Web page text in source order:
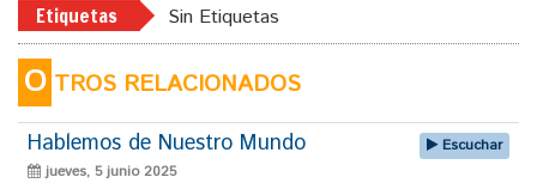
Etiquetas Sin Etiquetas
O TROS RELACIONADOS
Hablemos de Nuestro Mundo
jueves, 5 junio 2025
Escuchar